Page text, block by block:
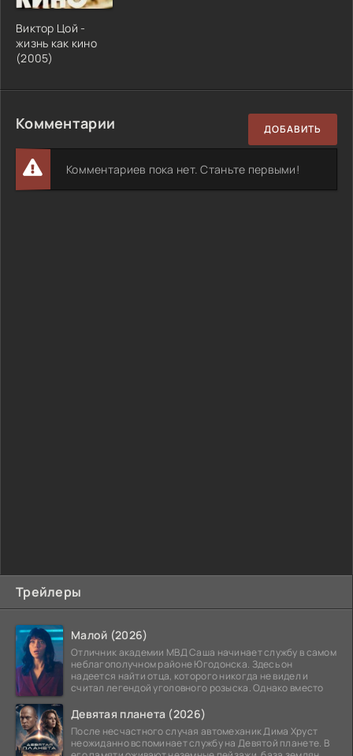
Трейлеры
Малой (2026)
Отличник академии МВД Саша начинает службу в самом
неблагополучном районе Югодонска. Здесь он
надеется найти отца, которого никогда не видел и
считал легендой уголовного розыска. Однако вместо
Девятая планета (2026)
После несчастного случая автомеханик Дима Хруст
неожиданно вспоминает службу на Девятой планете. В
Виктор Цой -
жизнь как кино
(2005)
Комментарии ДОБАВИТЬ
Комментариев пока нет. Станьте первыми!